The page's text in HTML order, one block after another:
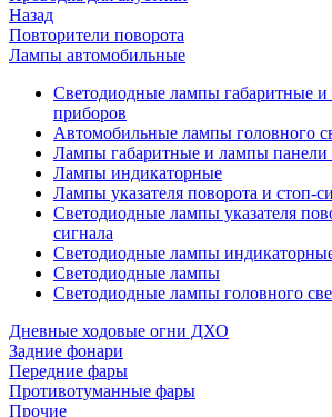
Назад
Повторители поворота
Лампы автомобильные
Светодиодные лампы габаритные
приборов
Автомобильные лампы головного
Лампы габаритные и лампы панели
Лампы индикаторные
Лампы указателя поворота и стоп-
Светодиодные лампы указателя
сигнала
Светодиодные лампы
Светодиодные лампы
Светодиодные лампы головного
Дневные ходовые огни ДХО
Задние фонари
Передние фары
Противотуманные фары
Прочие